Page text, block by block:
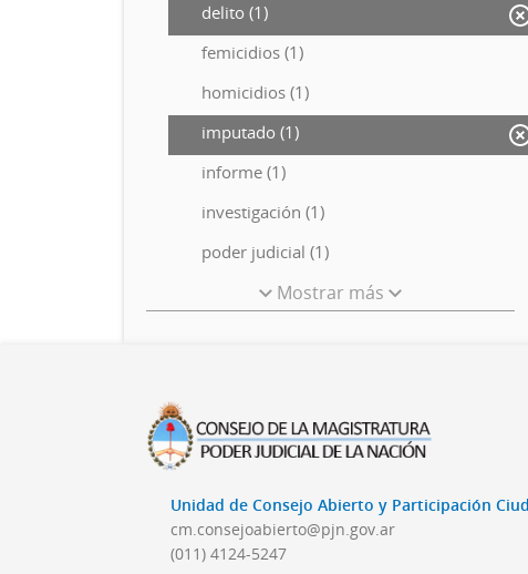
delito (1)
femicidios (1)
homicidios (1)
imputado (1)
informe (1)
investigación (1)
poder judicial (1)
Mostrar más
Unidad de Consejo Abierto y Participación
cm.consejoabierto@pjn.gov.ar
(011) 4124-5247